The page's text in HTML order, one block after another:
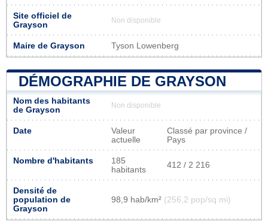
Site officiel de
Grayson
Non disponible
Maire de Grayson Tyson Lowenberg
DÉMOGRAPHIE DE GRAYSON
Nom des habitants
de Grayson
Non disponible
Date
Valeur
actuelle
Classé par province /
Pays
Nombre d'habitants
185
habitants
412 / 2 216
Densité de
population de
Grayson
98,9 hab/km² (256,2 pop/sq mi)